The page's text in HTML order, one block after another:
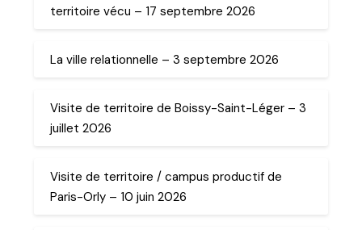
territoire vécu – 17 septembre 2026
La ville relationnelle – 3 septembre 2026
Visite de territoire de Boissy-Saint-Léger – 3
juillet 2026
Visite de territoire / campus productif de
Paris-Orly – 10 juin 2026